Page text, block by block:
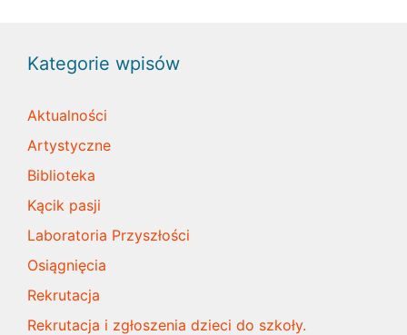
Kategorie wpisów
Aktualności
Artystyczne
Biblioteka
Kącik pasji
Laboratoria Przyszłości
Osiągnięcia
Rekrutacja
Rekrutacja i zgłoszenia dzieci do szkoły.